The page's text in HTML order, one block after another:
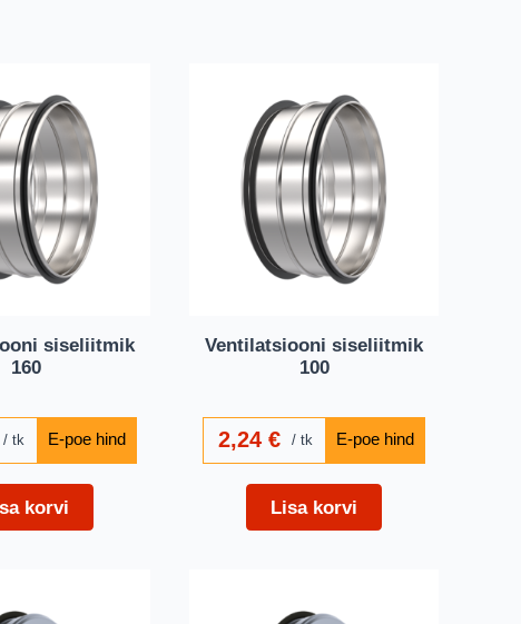
siseliitmik
160
tk
korvi
Ventilatsiooni siseliitmik
100
2,24€ tk
Lisa korvi